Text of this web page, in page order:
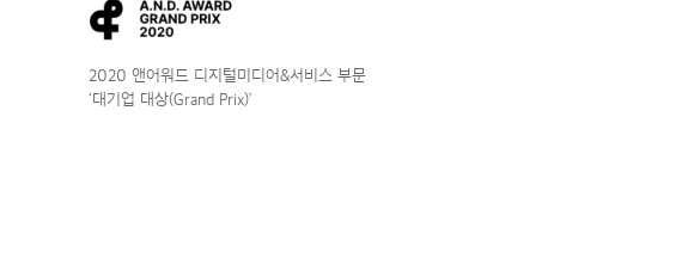
2020 앤어워드 디지털미디어&서비스 부문
‘대기업 대상(Grand Prix)’